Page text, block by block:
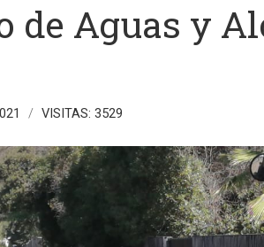
de Aguas y
VISITAS: 3529